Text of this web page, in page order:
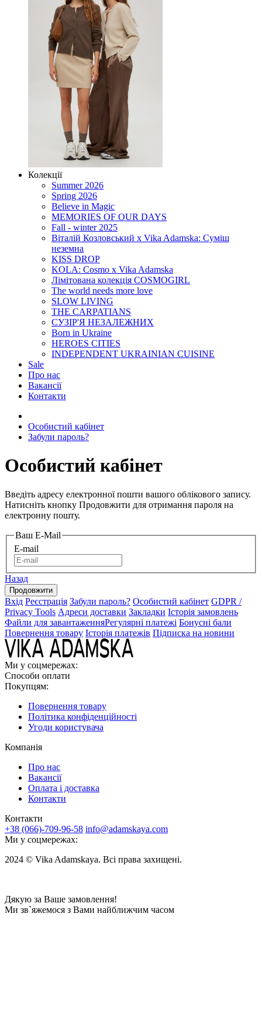
Колекції
Summer 2026
Spring 2026
Believe in Magic
MEMORIES OF OUR DAYS
Fall - winter 2025
Віталій Козловський x Vika Adamska: Суміш
неземна
KISS DROP
KOLA: Cosmo x Vika Adamska
Лімітована колекція COSMOGIRL
The world needs more love
SLOW LIVING
THE CARPATIANS
СУЗІР'Я НЕЗАЛЕЖНИХ
Born in Ukraine
HEROES CITIES
INDEPENDENT UKRAINIAN CUISINE
Sale
Про нас
Вакансії
Контакти
Особистий кабінет
Забули пароль?
Особистий кабінет
Введіть адресу електронної пошти вашого облікового запису.
Натисніть кнопку Продовжити для отримання пароля на
електронну пошту.
Ваш E-Mail
E-mail
Назад
Вхід Реєстрація Забули пароль? Особистий кабінет GDPR /
Privacy Tools Адреси доставки Закладки Історія замовлень
Файли для завантаженняРегулярні платежі Бонусні бали
Повернення товару Історія платежів Підписка на новини
Ми у соцмережах:
Способи оплати
Покупцям:
Повернення товару
Політика конфіденційності
Угоди користувача
Компанія
Про нас
Вакансії
Оплата і доставка
Контакти
Контакти
+38 (066)-709-96-58 info@adamskaya.com
Ми у соцмережах:
2024 © Vika Adamskaya. Всі права захищені.
Дякую за Ваше замовлення!
Ми зв`яжемося з Вами найближчим часом